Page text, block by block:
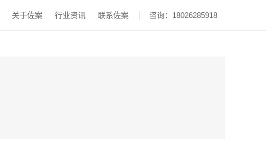
咨询：18026285918
关于佐案 行业资讯 联系佐案